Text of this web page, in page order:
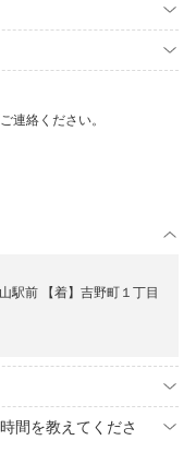
連絡ください。
駅前 【着】吉野町１丁目
間を教えてくださ